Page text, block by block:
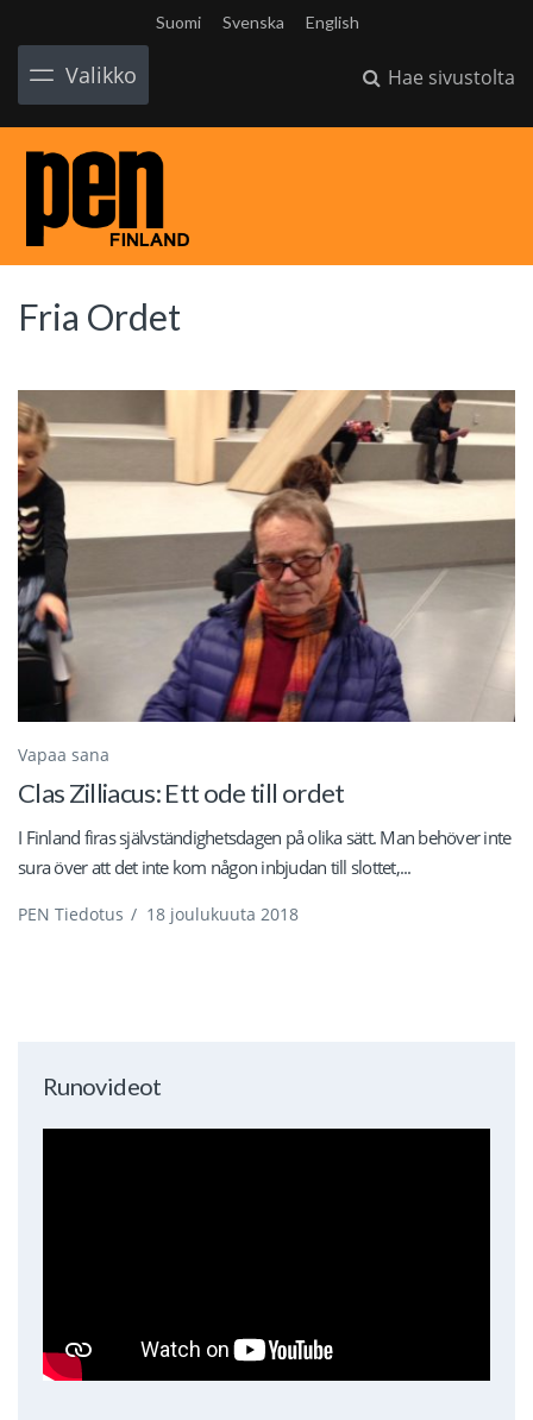
Suomi Svenska English
Valikko Hae sivustolta
Fria Ordet
Vapaa sana
Clas Zilliacus: Ett ode till ordet
I Finland firas självständighetsdagen på olika sätt. Man behöver inte
sura över att det inte kom någon inbjudan till slottet,...
PEN Tiedotus / 18 joulukuuta 2018
Runovideot